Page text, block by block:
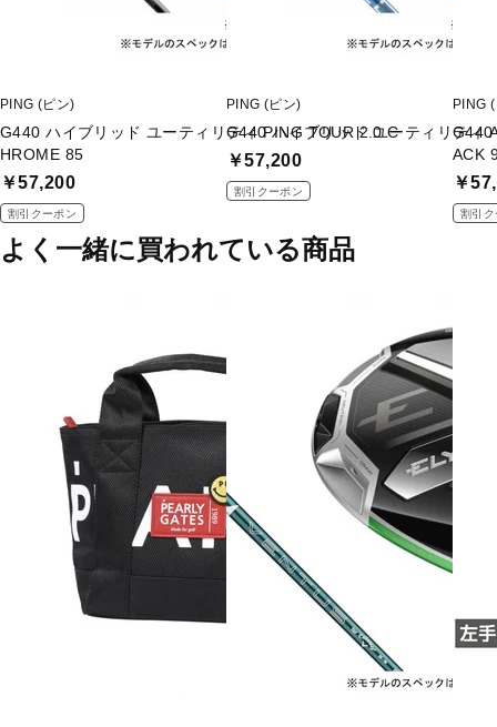
PING (ピン)
G440 ハイブリッド ユーティリティ PING TOUR 2.0 C
HROME 85
￥57,200
割引クーポン
PING (ピン)
G440 ハイブリッド ユーティリティ
￥57,200
割引クーポン
PING
G440
ACK
￥
割引ク
よく一緒に買われている商品